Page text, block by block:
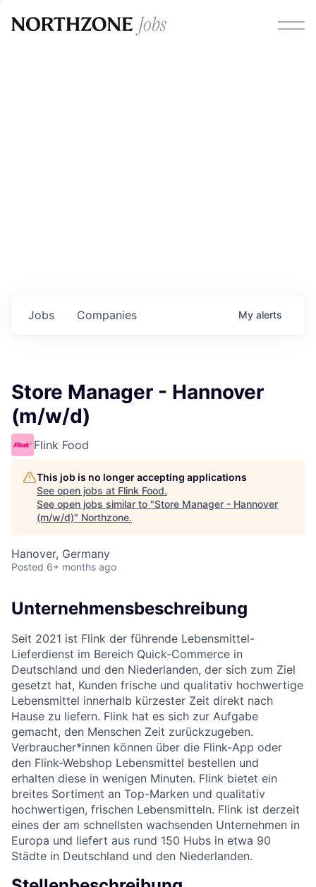
Jobs Companies My alerts
Store Manager - Hannover
(m/w/d)
Flink Food
This job is no longer accepting applications
See open jobs at Flink Food.
See open jobs similar to "Store Manager - Hannover
(m/w/d)" Northzone.
Hanover, Germany
Posted 6+ months ago
Unternehmensbeschreibung
Seit 2021 ist Flink der führende Lebensmittel-
Lieferdienst im Bereich Quick-Commerce in
Deutschland und den Niederlanden, der sich zum Ziel
gesetzt hat, Kunden frische und qualitativ hochwertige
Lebensmittel innerhalb kürzester Zeit direkt nach
Hause zu liefern. Flink hat es sich zur Aufgabe
gemacht, den Menschen Zeit zurückzugeben.
Verbraucher*innen können über die Flink-App oder
den Flink-Webshop Lebensmittel bestellen und
erhalten diese in wenigen Minuten. Flink bietet ein
breites Sortiment an Top-Marken und qualitativ
hochwertigen, frischen Lebensmitteln. Flink ist derzeit
eines der am schnellsten wachsenden Unternehmen in
Europa und liefert aus rund 150 Hubs in etwa 90
Städte in Deutschland und den Niederlanden.